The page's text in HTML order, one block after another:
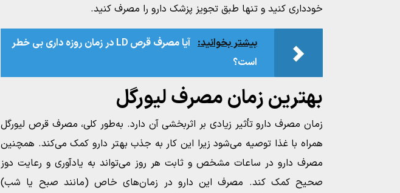
خودداری کنید و تنها طبق تجویز پزشک دارو را مصرف کنید.
بیشتر بخوانید:
آیا مصرف قرص LD در زمان روزه‌ داری بی‌ خطر
است؟
بهترین زمان مصرف لیورگل
زمان مصرف دارو تأثیر زیادی بر اثربخشی آن دارد. به‌طور کلی، مصرف قرص لیورگل
همراه با غذا توصیه می‌شود زیرا این کار به جذب بهتر دارو کمک می‌کند. همچنین
مصرف دارو در ساعات مشخص و ثابت هر روز می‌تواند به یادآوری و رعایت دوز
صحیح کمک کند. مصرف این دارو در زمان‌های خاص (مانند صبح یا شب)